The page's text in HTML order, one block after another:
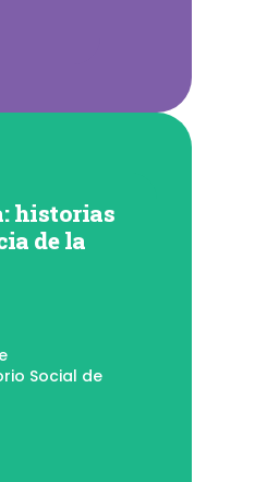
historias
de la
Social de